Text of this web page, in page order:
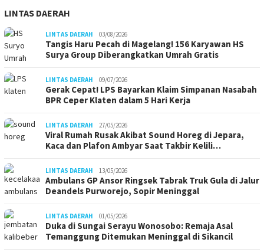
LINTAS DAERAH
LINTAS DAERAH 03/08/2026
Tangis Haru Pecah di Magelang! 156 Karyawan HS
Surya Group Diberangkatkan Umrah Gratis
LINTAS DAERAH 09/07/2026
Gerak Cepat! LPS Bayarkan Klaim Simpanan Nasabah
BPR Ceper Klaten dalam 5 Hari Kerja
LINTAS DAERAH 27/05/2026
Viral Rumah Rusak Akibat Sound Horeg di Jepara,
Kaca dan Plafon Ambyar Saat Takbir Kelili…
LINTAS DAERAH 13/05/2026
Ambulans GP Ansor Ringsek Tabrak Truk Gula di Jalur
Deandels Purworejo, Sopir Meninggal
LINTAS DAERAH 01/05/2026
Duka di Sungai Serayu Wonosobo: Remaja Asal
Temanggung Ditemukan Meninggal di Sikancil